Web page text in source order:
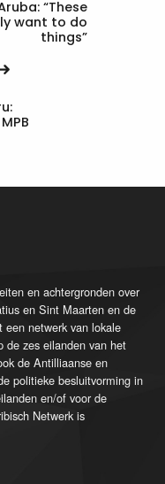
“These
want to do
things”
en achtergronden over
en Sint Maarten en de
een netwerk van lokale
de zes eilanden van het
de Antilliaanse en
politieke besluitvorming in
en/of voor de
Netwerk is